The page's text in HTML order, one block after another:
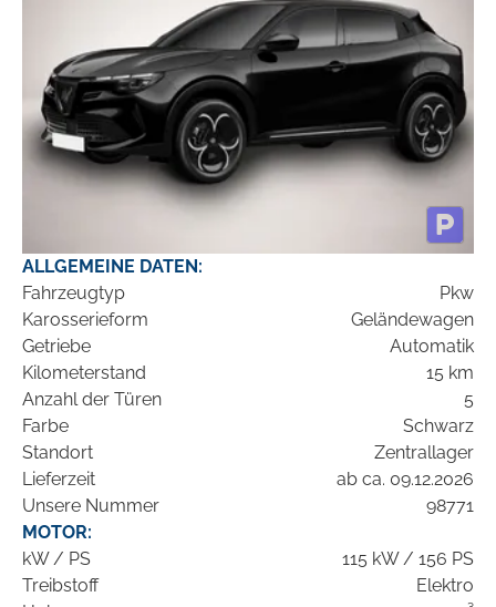
ALLGEMEINE DATEN:
Fahrzeugtyp
Pkw
Karosserieform
Geländewagen
Getriebe
Automatik
Kilometerstand
15 km
Anzahl der Türen
5
Farbe
Schwarz
Standort
Zentrallager
Lieferzeit
ab ca. 09.12.2026
Unsere Nummer
98771
MOTOR:
kW / PS
115 kW / 156 PS
Treibstoff
Elektro